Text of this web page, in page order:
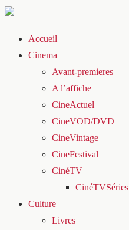
Accueil
Cinema
Avant-premieres
A l’affiche
CineActuel
CineVOD/DVD
CineVintage
CineFestival
CinéTV
CinéTVSéries
Culture
Livres